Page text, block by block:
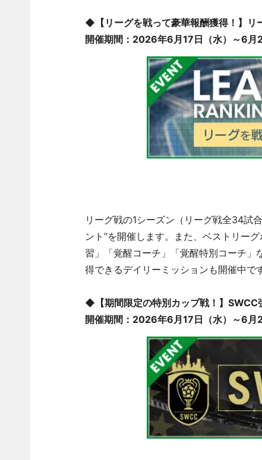
◆【リーグを戦って豪華報酬獲得！】リ
開催期間：2026年6月17日（水）～6
リーグ戦の1シーズン（リーグ戦全34試
ント”を開催します。また、ベストリー
習」「覚醒コーチ」「覚醒特別コーチ
得できるデイリーミッションも開催中です
◆【期間限定の特別カップ戦！】SWCC
開催期間：2026年6月17日（水）～6